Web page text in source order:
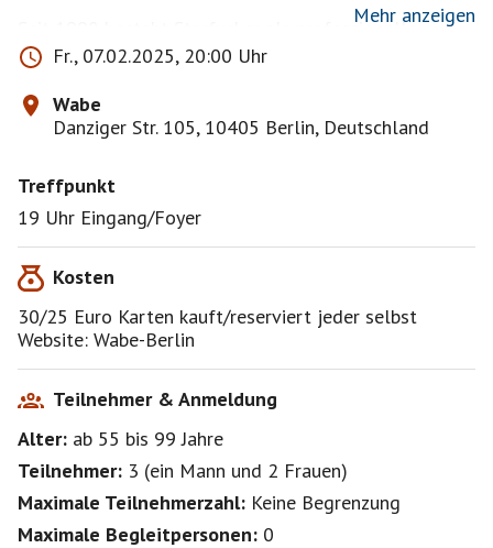
Seit ‍1998 ‍besteht ‍Starfucker ‍als ‍professionelle
‍Rolling ‍Stones ‍Coverband. ‍Mit ‍über ‍2000
‍erfolgreichen ‍Konzerten ‍in ‍Deutschland, ‍der ‍Schweiz,
‍Österreich ‍und ‍Belgien ‍ist ‍Starfucker ‍die ‍meist
‍gebuchteste ‍Rolling ‍Stones ‍Tributeband
‍Deutschlands.
‍den ‍Hochkarätern ‍der ‍deutschen ‍Rocklandschaft, ‍mit
‍langjähriger ‍Bühnen- ‍und ‍Tourneerfahrung ‍in ‍ganz
‍Europa. ‍Sie ‍teilten ‍sich ‍bereits ‍die ‍Bühne ‍mit ‍Eric
‍Clapton, ‍Tom ‍Jones, ‍Robin ‍Gibb, ‍Bryan ‍Adams, ‍Jennifer
‍Rush, ‍Sweet, ‍Slade, ‍Marmalade, ‍Equals ‍und ‍vielen
‍anderen.
Mehr anzeigen
Fr., 07.02.2025, 20:00 Uhr
Wabe
Danziger Str. 105, 10405 Berlin, Deutschland
Treffpunkt
19 Uhr Eingang/Foyer
Kosten
30/25 Euro Karten kauft/reserviert jeder selbst
Website: Wabe-Berlin
Teilnehmer & Anmeldung
Alter: ab 55 bis 99Jahre
Teilnehmer: 3 (ein Mann und 2 Frauen)
Maximale Teilnehmerzahl: Keine Begrenzung
Maximale Begleitpersonen: 0